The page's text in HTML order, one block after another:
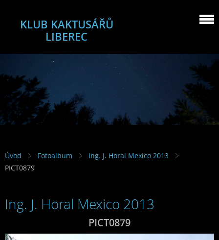
KLUB KAKTUSÁŘŮ
LIBEREC
Úvod Fotoalbum
Ing. J. Horal Mexico 2013
PICT0879
Ing. J. Horal Mexico 2013
PICT0879